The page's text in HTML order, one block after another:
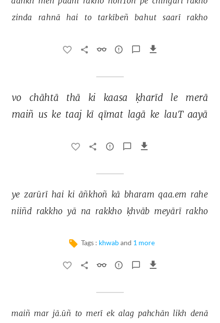
zinda
rahnā hai to tarkībeñ bahut saarī rakho
vo chāhtā thā ki kaasa ḳharīd le
merā
maiñ us ke taaj kī qīmat lagā ke lauT aayā
ye zarūrī hai ki āñkhoñ kā bharam qaa.em rahe
niiñd rakkho yā na rakkho ḳhvāb meyārī rakho
Tags : khwaband 1 more
maiñ mar jā.ūñ to merī ek alag pahchān likh denā